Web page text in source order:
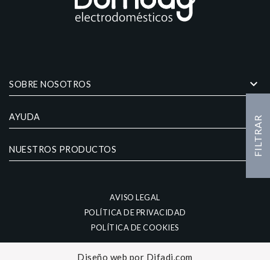
FILTRAR
SOBRE NOSOTROS keyboard_arrow_down
AYUDA keyboard_arrow_down
NUESTROS PRODUCTOS keyboard_arrow_down
AVISO LEGAL
POLÍTICA DE PRIVACIDAD
POLÍTICA DE COOKIES
Diseño web por Difadi.com